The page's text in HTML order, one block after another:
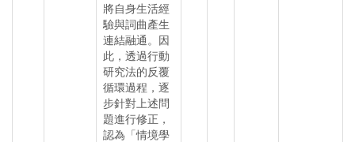
將自身生活經
驗與詞曲產生
連結融通。因
此，透過行動
研究法的反覆
循環過程，逐
步針對上述問
題進行修正，
認為「情境學